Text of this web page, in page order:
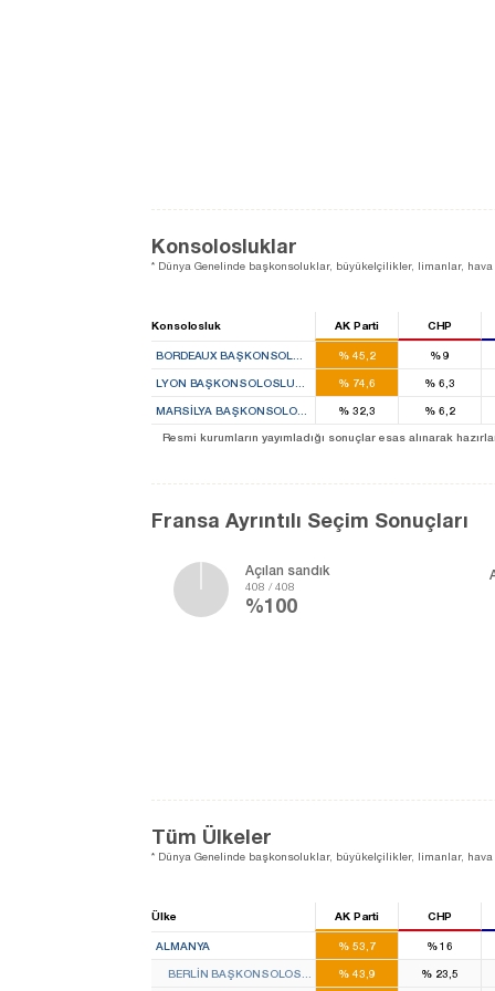
Konsolosluklar
* Dünya Genelinde başkonsoluklar, büyükelçilikler, limanlar, hava
Konsolosluk AK Parti CHP
BORDEAUX BAŞKONSOLOSLUĞU% 45,2 %9
LYON BAŞKONSOLOSLUĞU % 74,6 % 6,3
MARSILYA BAŞKONSOLOSLUĞU % 32,3 % 6,2
Resmi kurumların yayımladığı sonuçlar esas alınarak
Fransa Ayrıntılı Seçim Sonuçları
Açılan sandık
408 / 408
%100
Tüm Ülkeler
* Dünya Genelinde başkonsoluklar, büyükelçilikler, limanlar, hava
Ülke AK Parti CHP
ALMANYA % 53,7 %16
BERLIN BAŞKONSOLOSLUĞU % 43,9 % 23,5